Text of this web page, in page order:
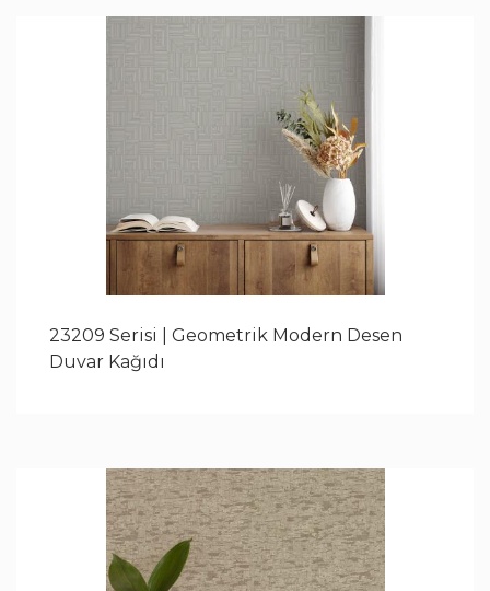
23209 Serisi | Geometrik Modern Desen
Duvar Kağıdı